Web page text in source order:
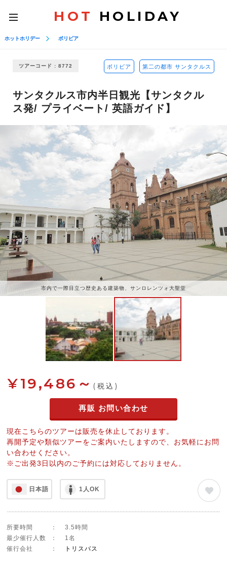
toggle
navigation
HOT HOLIDAY
ホットホリデー ボリビア
ツアーコード : 8772 ボリビア 第二の都市 サンタクルス
サンタクルス市内半日観光【サンタクル
ス発/ プライベート/ 英語ガイド】
市内で一際目立つ歴史ある建築物、サンロレンツォ大聖堂
¥19,486～ (税込)
再販 お問い合わせ
現在こちらのツアーは販売を休止しております。
再開予定や類似ツアーをご案内いたしますので、お気軽にお問
い合わせください。
※ご出発3日以内のご予約には対応しておりません。
日本語 1人OK
所要時間 ：
3.5時間
最少催行人数
：
1名
催行会社
： トリスバス